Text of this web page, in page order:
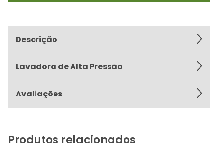
Descrição
Lavadora de Alta Pressão
Avaliações
Produtos relacionados